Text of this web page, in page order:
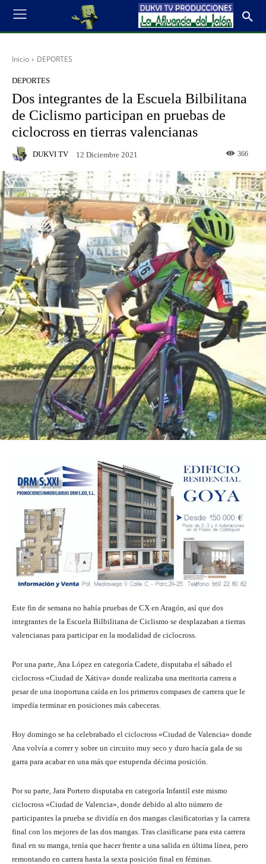
Inicio DEPORTES
DEPORTES
Dos integrantes de la Escuela Bilbilitana
de Ciclismo participan en pruebas de
ciclocross en tierras valencianas
DUKVI TV 12 Diciembre 2021 366
Este fin de semana no había pruebas de CX en Aragón, así que dos
integrantes de la Escuela Bilbilitana de Ciclismo se desplazaban a tierras
valencianas para participar en la modalidad de ciclocross.
Por una parte, Ana López en categoría Cadete, disputaba el sábado el
ciclocross «Ciudad de Xátiva» donde realizaba una meritoria carrera a
pesar de una inoportuna caída en los primeros compases de carrera que le
impedía terminar en posiciones más cabeceras.
Hoy domingo se ha celebrabado el ciclocross «Ciudad de Valencia» donde
Ana volvía a correr y sobre un circuito muy seco y duro hacía gala de su
garra para acabar en una más que estupenda décima posición.
Por su parte, Jara Portero disputaba en categoría Infantil este mismo
ciclocross «Ciudad de Valencia», donde debido al alto número de
participantes la prueba se dividía en dos mangas clasificatorias y la carrera
final con los mejores de las dos mangas. Tras clasificarse para esta carrera
final en su manga, tenía que hacer frente a una salida en última línea, pero
remontando en carrera hasta la sexta posición final en féminas.